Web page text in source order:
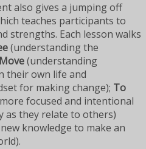
also gives a jumping off
teaches participants to
strengths. Each lesson walks
(understanding the
(understanding
their own life and
for making change); To
focused and intentional
as they relate to others)
knowledge to make an